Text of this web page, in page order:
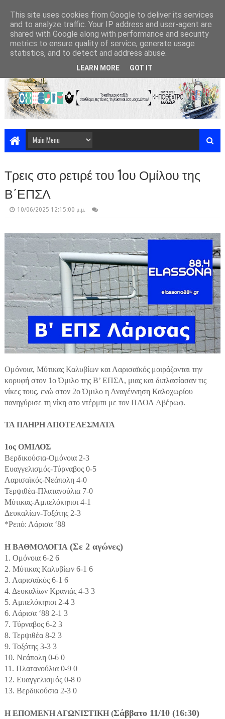
Τρεις στο ρετιρέ του 1ου Ομίλου της
Β΄ΕΠΣΛ
10/06/2025 12:15:00 μ.μ.
Ομόνοια, Μύτικας Καλυβίων και Λαρισαϊκός μοιράζονται την
κορυφή στον 1ο Όμιλο της Β’ ΕΠΣΛ, μιας και διπλασίασαν τις
νίκες τους, ενώ στον 2ο Όμιλο η Αναγέννηση Καλοχωρίου
πανηγύρισε τη νίκη στο ντέρμπι με τον ΠΑΟΛ Αβέρωφ.
ΤΑ ΠΛΗΡΗ ΑΠΟΤΕΛΕΣΜΑΤΑ
1ος ΟΜΙΛΟΣ
Βερδικούσια-Ομόνοια 2-3
Ευαγγελισμός-Τύρναβος 0-5
Λαρισαϊκός-Νεάπολη 4-0
Τερψιθέα-Πλατανούλια 7-0
Μύτικας-Αμπελόκηποι 4-1
Δευκαλίων-Τοξότης 2-3
*Ρεπό: Λάρισα ‘88
Η ΒΑΘΜΟΛΟΓΙΑ (Σε 2 αγώνες)
1. Ομόνοια 6-2 6
2. Μύτικας Καλυβίων 6-1 6
3. Λαρισαϊκός 6-1 6
4. Δευκαλίων Κρανιάς 4-3 3
5. Αμπελόκηποι 2-4 3
6. Λάρισα ‘88 2-1 3
7. Τύρναβος 6-2 3
8. Τερψιθέα 8-2 3
9. Τοξότης 3-3 3
10. Νεάπολη 0-6 0
11. Πλατανούλια 0-9 0
12. Ευαγγελισμός 0-8 0
13. Βερδικούσια 2-3 0
Η ΕΠΟΜΕΝΗ ΑΓΩΝΙΣΤΙΚΗ (Σάββατο 11/10 (16:30)
This site uses cookies from Google to deliver its services
and to analyze traffic. Your IP address and user-agent are
shared with Google along with performance and security
metrics to ensure quality of service, generate usage
statistics, and to detect and address abuse.
LEARN MORE GOT IT